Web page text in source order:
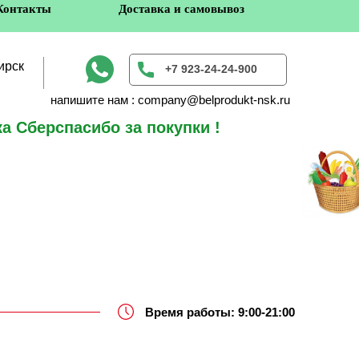
Доставка и самовывоз
+7 923-24-24-900
Сберспасибо за покупки !
напишите нам : company@belprodukt-nsk.ru
Время работы: 9:00-21:00